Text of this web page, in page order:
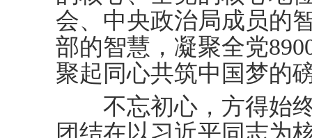
会、中央政治局成员的
部的智慧，凝聚全党
聚起同心共筑中国梦的
不忘初心，方得始终
团结在以习近平同志为